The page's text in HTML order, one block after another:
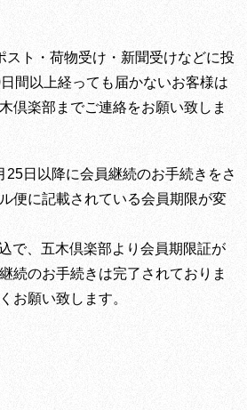
スト・荷物受け・新聞受けなどに投
日間以上経っても届かないお客様は
倶楽部までご連絡をお願い致しま
25日以降に会員継続のお手続きをさ
便に記載されている会員期限が変
で、五木倶楽部より会員期限証が
続のお手続きは完了されておりま
お願い致します。